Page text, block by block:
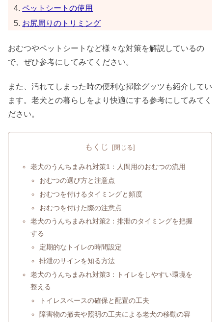
ペットシートの使用
お尻周りのトリミング
おむつやペットシートなど様々な対策を解説しているの
で、ぜひ参考にしてみてください。
また、汚れてしまった時の便利な掃除グッツも紹介してい
ます。老犬との暮らしをより快適にする参考にしてみてく
ださい。
もくじ
老犬のうんちまみれ対策1：人間用のおむつの流用
おむつの選び方と注意点
おむつを付けるタイミングと頻度
おむつを付けた際の注意点
老犬のうんちまみれ対策2：排泄のタイミングを把握
する
定期的なトイレの時間設定
排泄のサインを知る方法
老犬のうんちまみれ対策3：トイレをしやすい環境を
整える
トイレスペースの確保と配置の工夫
障害物の撤去や照明の工夫による老犬の移動の容